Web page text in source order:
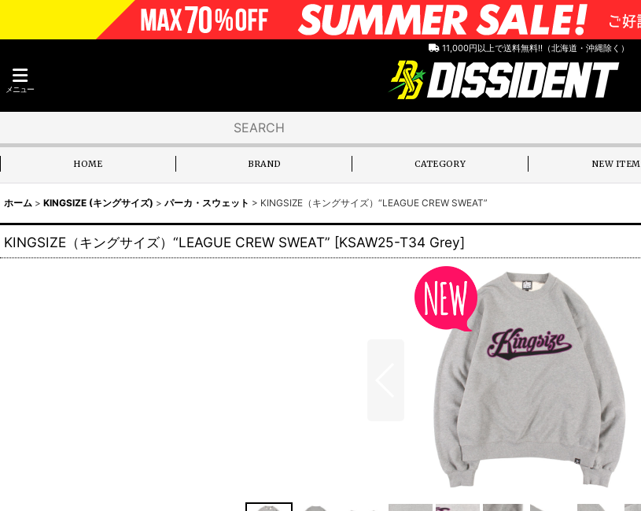
11,000円以上で送料無料!!（北海道・沖縄除く）
メニュー
HOME BRAND CATEGORY NEW ITEM
ホーム > KINGSIZE (キングサイズ) > パーカ・スウェット > KINGSIZE（キングサイズ）“LEAGUE CREW SWEAT”
KINGSIZE（キングサイズ）“LEAGUE CREW SWEAT” [KSAW25-T34 Grey]